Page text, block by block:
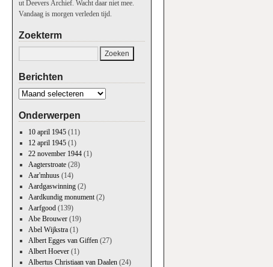
ut Deevers Archief. Wacht daar niet mee.
Vandaag is morgen verleden tijd.
Zoekterm
Berichten
Onderwerpen
10 april 1945(11)
12 april 1945(1)
22 november 1944(1)
Aagterstroate(28)
Aar'mhuus(14)
Aardgaswinning(2)
Aardkundig monument(2)
Aarfgood(139)
Abe Brouwer(19)
Abel Wijkstra(1)
Albert Egges van Giffen(27)
Albert Hoever(1)
Albertus Christiaan van Daalen(24)